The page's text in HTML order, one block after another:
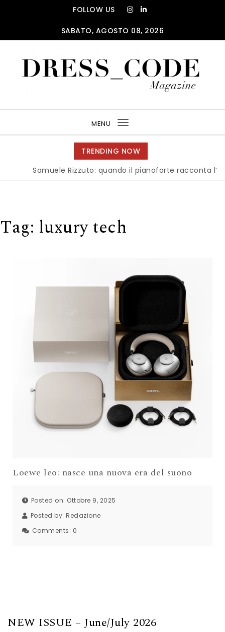
FOLLOW US
SABATO, AGOSTO 08, 2026
MENU
Toggle
navigation
TRENDING NOW
Samuele Rizzuto: quando il pianoforte racconta
Tag: luxury tech
Loewe leo: nasce una nuova era del suono
Posted on: Ottobre 9, 2025
Posted by: Redazione
Comments: 0
NEW ISSUE – June/July 2026